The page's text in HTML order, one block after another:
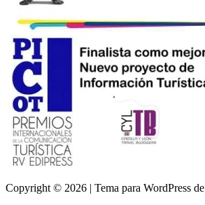
Copyright © 2026 | Tema para WordPress de